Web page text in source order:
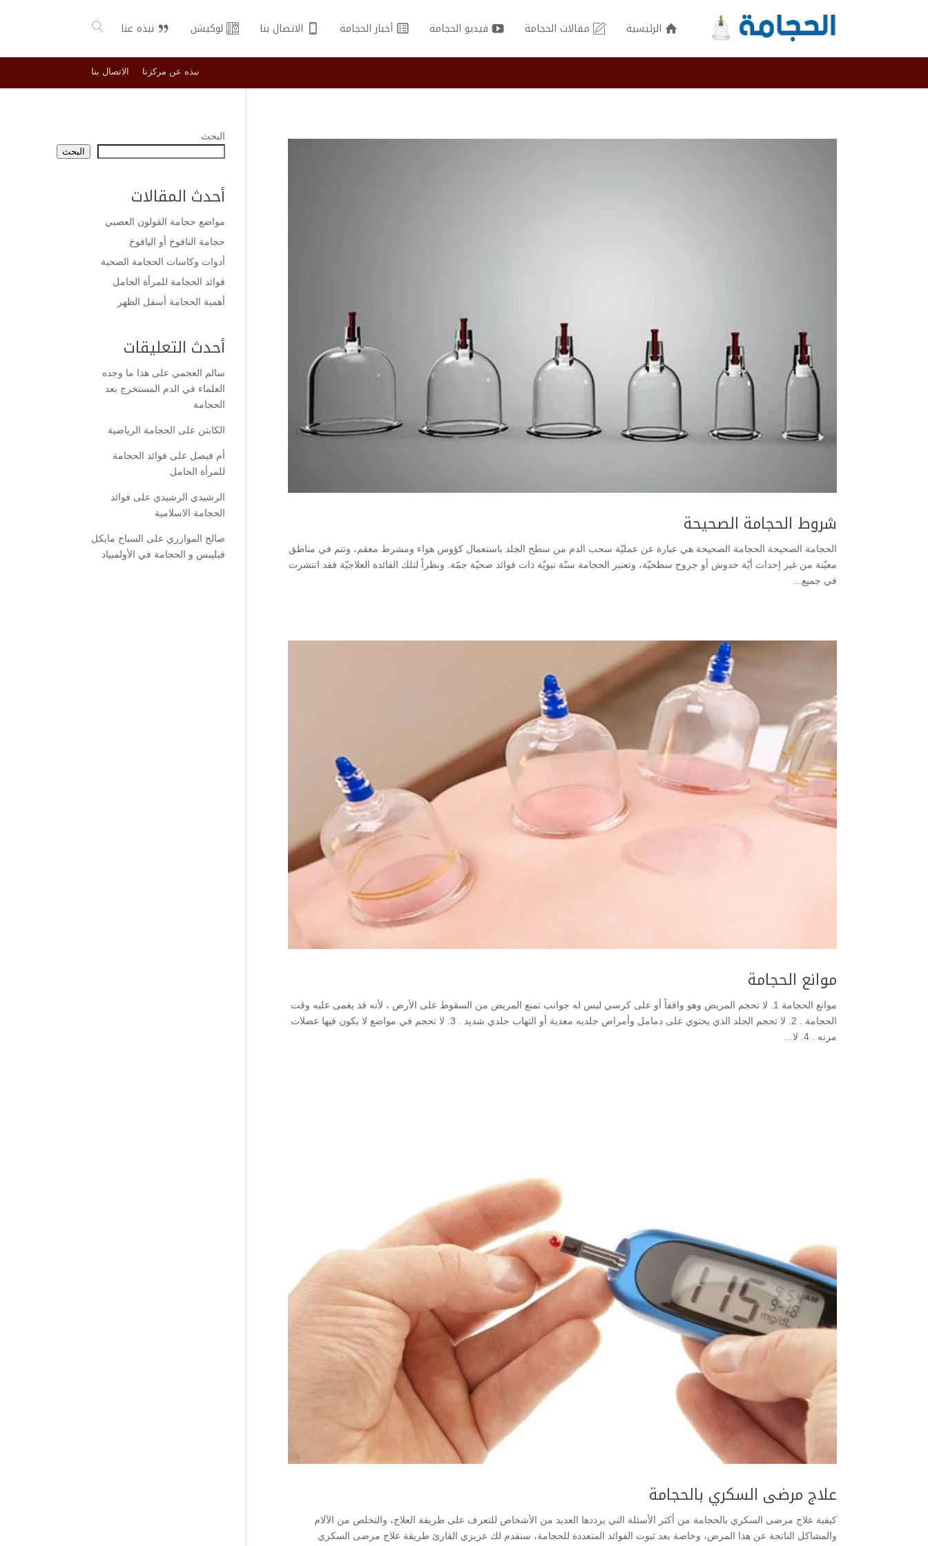
الرئيسية مقالات الحجامة فيديو الحجامة أخبار الحجامة الاتصال بنا لوكيشن نبذه عنا
نبذه عن مركزنا الاتصال بنا
شروط الحجامة الصحيحة
الحجامة الصحيحة الحجامة الصحيحة هي عبارة عن عمليّة سحب الدم من سطح الجلد باستعمال كؤوس هواء ومشرط معقم، وتتم في مناطق
معيّنة من غير إحداث أيّة خدوش أو جروح سطحيّة، وتعتبر الحجامة سنّة نبويّة ذات فوائد صحيّة جمّة. ونظراً لتلك الفائدة العلاجيّة فقد انتشرت
في جميع...
موانع الحجامة
موانع الحجامة 1. لا تحجم المريض وهو واقفاً أو على كرسي ليس له جوانب تمنع المريض من السقوط على الأرض ، لأنه قد يغمى عليه وقت
الحجامة . 2. لا تحجم الجلد الذي يحتوي على دمامل وأمراض جلديه معدية أو التهاب جلدي شديد . 3. لا تحجم في مواضع لا يكون فيها عضلات
مرنه . 4. لا...
علاج مرضى السكري بالحجامة
كيفية علاج مرضى السكري بالحجامة من أكثر الأسئلة التي يرددها العديد من الأشخاص للتعرف على طريقة العلاج، والتخلص من الآلام
والمشاكل الناتجة عن هذا المرض، وخاصة بعد ثبوت الفوائد المتعددة للحجامة، سنقدم لك عزيزي القارئ طريقة علاج مرضى السكري
البحث
البحث
أحدث المقالات
مواضع حجامة القولون العصبي
حجامة النافوخ أو اليافوخ
أدوات وكاسات الحجامة الصحية
فوائد الحجامة للمرأة الحامل
أهمية الحجامة أسفل الظهر
أحدث التعليقات
سالم العجمي على هذا ما وجده
العلماء في الدم المستخرج بعد
الحجامة
الكابتن على الحجامة الرياضية
أم فيصل على فوائد الحجامة
للمرأة الحامل
الرشيدي الرشيدي على فوائد
الحجامة الاسلامية
صالح الموازري على السباح مايكل
فيليبس و الحجامة في الأولمبياد